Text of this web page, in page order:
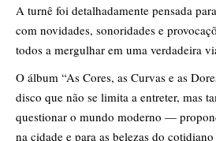
A turnê foi detalhadamente pensada
com novidades, sonoridades e
todos a mergulhar em uma verdadeira
O álbum “As Cores, as Curvas e as
disco que não se limita a entreter, mas
questionar o mundo moderno —
na cidade e para as belezas do